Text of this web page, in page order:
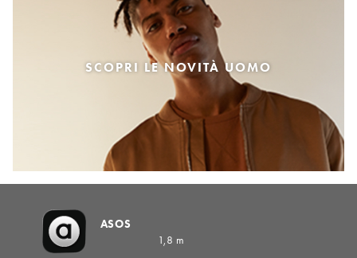
SCOPRI LE NOVITÀ UOMO
ASOS
1,8 m